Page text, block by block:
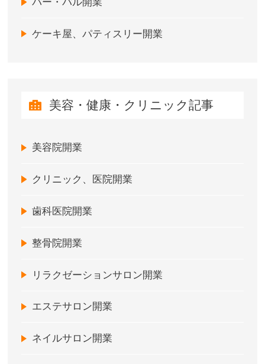
ケーキ屋、パティスリー開業
美容・健康・クリニック記事
美容院開業
クリニック、医院開業
歯科医院開業
整骨院開業
リラクゼーションサロン開業
エステサロン開業
ネイルサロン開業